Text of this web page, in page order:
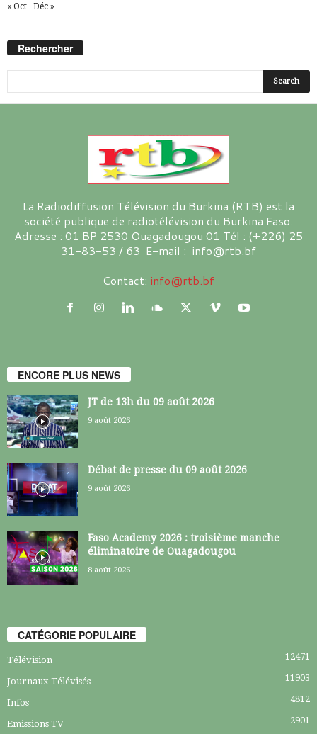
« Oct Déc »
Rechercher
La Radiodiffusion Télévision du Burkina (RTB) est la
société publique de radiotélévision du Burkina Faso.
Adresse : 01 BP 2530 Ouagadougou 01 Tél : (+226) 25
31-83-53 / 63 E-mail : info@rtb.bf
Contact: info@rtb.bf
ENCORE PLUS NEWS
JT de 13h du 09 août 2026
9 août 2026
Débat de presse du 09 août 2026
9 août 2026
Faso Academy 2026 : troisième manche
éliminatoire de Ouagadougou
8 août 2026
CATÉGORIE POPULAIRE
Télévision 12471
Journaux Télévisés 11903
Infos 4812
Emissions TV 2901